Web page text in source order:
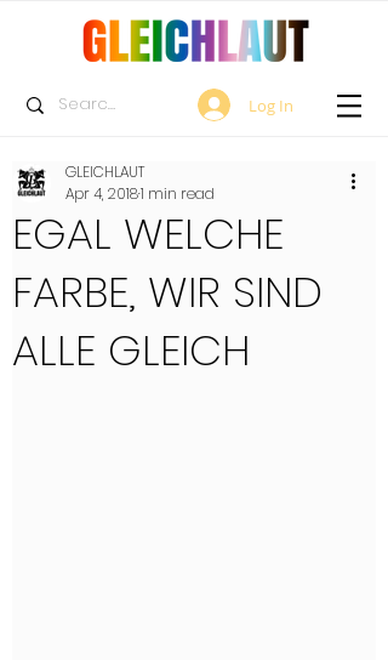
Log In
EGAL WELCHE
FARBE, WIR SIND
ALLE GLEICH
GLEICHLAUT
Apr 4, 20181 min read